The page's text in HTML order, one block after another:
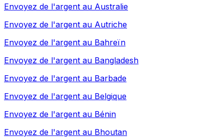
Envoyez de l'argent au Australie
Envoyez de l'argent au Autriche
Envoyez de l'argent au Bahreïn
Envoyez de l'argent au Bangladesh
Envoyez de l'argent au Barbade
Envoyez de l'argent au Belgique
Envoyez de l'argent au Bénin
Envoyez de l'argent au Bhoutan